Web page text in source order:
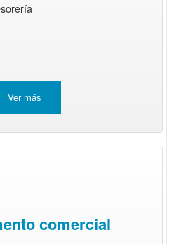
Ver más
comercial